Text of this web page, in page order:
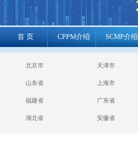
首 页 CPPM介绍 SCMP介绍
cppm报考常见
问题
北京市 天津市
山东省 上海市
福建省 广东省
湖北省 安徽省